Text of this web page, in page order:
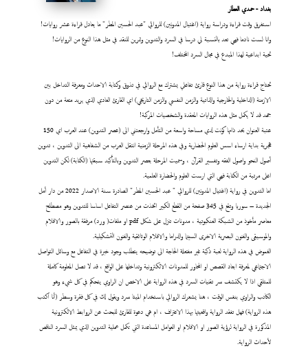
بغداد - حمدي العطار
استغرق وقت قراءة ودراسة رواية (اغتيال المدونين) للروائي "عبد الحسين المطر" ما يعادل قراءة عشر روايات!
وانا لست نادما فهي تعد بالنسبة لي درسا في السرد والتدوين وتمرين للنقد في مثل هذا النوع من الروايات!
تحية ابداعية لهذا المبدع في مجال السرد المختلف!
تحتاج قراءة رواية من هذا النوع قارئ تفاعلي يشترك مع الروائي في تذوق وكتابة الاحداث ومعرفة التداخل بين
الازمنة (الداخلية والخارجية والذاتية والزمن النفسي والزمن التاريخي) اي القارئ العادي الذي يريد متعة من دون
جهد قد لا يكمل مثل هذه الروايات المعقدة والشخصيات المركبة!
عتبة العنوان بحد ذاتها كونت لدي مساحة واسعة من التأمل وارجعتني الى (عصر التدوين) عند العرب اي 150
هجرية بداية ارساء اسس العلوم الحضارية وفي هذه المرحلة الزمنية انتقل العرب من الشفاهية الى التدوين ، تدوين
أصول النحو واصول الفقه وتفسير القرآن ، وسميت المرحلة بعصر التدوين وبالتأكيد سبقتها (الكتابة) لكن التدوين
اعلى مرتبة من الكتابة فهي التي ارست العلوم والحضارة العلمية.
اما التدوين في رواية (اغتيال المدونين) للروائي " عبد الحسين المطر" الصادرة سنة الاصدار 2022 من دار أمل
الجديدة – سوريا وتقع في 345 صفحة من القطع الكبير اتخذت من عنصر التفاعل اساسا للتدوين وهو مصطلح
معاصر مأخوذ من الشبكة العنكبوتية ، مدونات تنزل على شكل pdf او ملفات( ورد) مرفقة بالصور والافلام
والموسيقى والفنون البصرية الاخرى السينما والدراما والافلام الوثائقية والفنون التشكيلية.
الغموض في هذه الرواية لعبة ذكية غير مفتعلة الحاجة الى توضيحه يتطلب وجود خبرة في التفاعل مع وسائل التواصل
الاجتماعي لمعرفة ابعاد القصص او المحاور للمدونات الالكترونية وتداخلها على الواقع ، قد لا تصل المعلومة كاملة
للمتلقي اذا لا يكتشف سر تقنيات السرد في هذه الرواية على الاخص ان الراوي يتحكم في كل شيء وهو
الكاتب والراوي بنفس الوقت ، هنا يشعرك الروائي باستخدام الميتا سرد ويقول لك في كل فقرة وسطر (أنا اكتب
هذه الرواية) فهل تفقد الرواية واقعيتها بهذا الاعتراف ، ام هي دعوة للقارئ للبحث عن الروابط الالكترونية
المذكورة في الرواية لرؤية الصور او الافلام او العوامل المساعدة التي تكمل عملية التدوين الذي يمثل السرد الناقص
لأحداث الرواية.